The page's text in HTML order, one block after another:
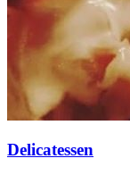
Delicatessen